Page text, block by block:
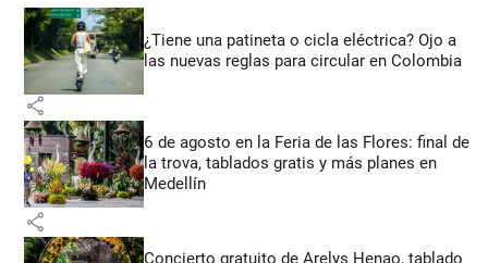
¿Tiene una patineta o cicla eléctrica? Ojo a
las nuevas reglas para circular en Colombia
share
6 de agosto en la Feria de las Flores: final de
la trova, tablados gratis y más planes en
Medellín
share
Concierto gratuito de Arelys Henao, tablado